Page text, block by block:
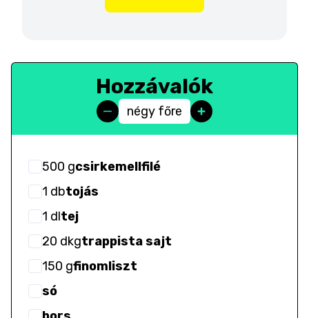
Hozzávalók
négy főre
500 gcsirkemellfilé
1 dbtojás
1 dltej
20 dkgtrappista sajt
150 gfinomliszt
só